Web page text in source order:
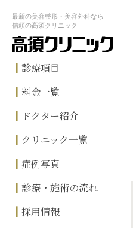
最新の美容整形・美容外科なら
信頼の高須クリニック
診療項目
料金一覧
ドクター紹介
クリニック一覧
症例写真
診療・施術の流れ
採用情報